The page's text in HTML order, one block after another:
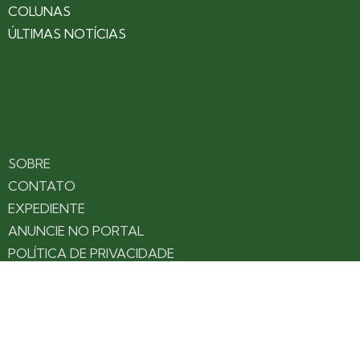
COLUNAS
ÚLTIMAS NOTÍCIAS
SOBRE
CONTATO
EXPEDIENTE
ANUNCIE NO PORTAL
POLÍTICA DE PRIVACIDADE